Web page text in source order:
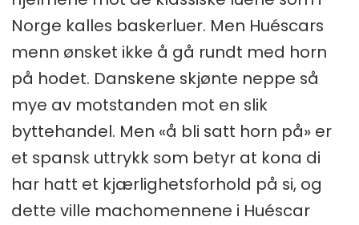
Norge kalles baskerluer. Men Huéscars
menn ønsket ikke å gå rundt med horn
på hodet. Danskene skjønte neppe så
mye av motstanden mot en slik
byttehandel. Men «å bli satt horn på» er
et spansk uttrykk som betyr at kona di
har hatt et kjærlighetsforhold på si, og
dette ville machomennene i Huéscar